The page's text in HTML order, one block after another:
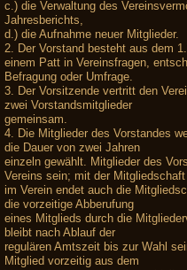
c.) die Verwaltung des
Jahresberichts,
d.) die Aufnahme neuer Mitglieder.
2. Der Vorstand besteht aus dem
einem Patt in Vereinsfragen,
Befragung oder Umfrage.
3. Der Vorsitzende vertritt den
zwei Vorstandsmitglieder
gemeinsam.
4. Die Mitglieder des Vorstandes
die Dauer von zwei Jahren
einzeln gewählt. Mitglieder des
Vereins sein; mit der Mitgliedschaft
im Verein endet auch die
die vorzeitige Abberufung
eines Mitglieds durch die
bleibt nach Ablauf der
regulären Amtszeit bis zur Wahl
Mitglied vorzeitig aus dem